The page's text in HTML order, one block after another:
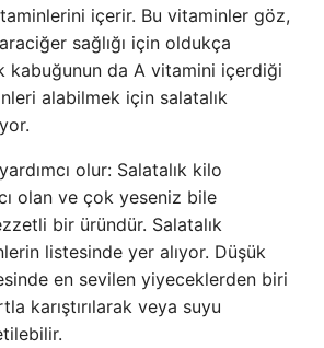
içerir. Bu vitaminler göz,
sağlığı için oldukça
kabuğunun da A vitamini içerdiği
alabilmek için salatalık
olur: Salatalık kilo
olan ve çok yeseniz bile
bir üründür. Salatalık
listesinde yer alıyor. Düşük
en sevilen yiyeceklerden biri
karıştırılarak veya suyu